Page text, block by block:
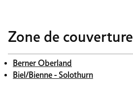
Zone de couverture
Berner Oberland
Biel/Bienne - Solothurn